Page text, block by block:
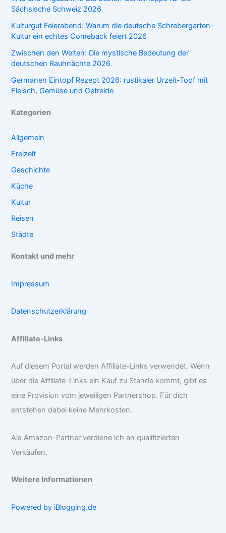
Sächsische Schweiz 2026
Kulturgut Feierabend: Warum die deutsche Schrebergarten-
Kultur ein echtes Comeback feiert 2026
Zwischen den Welten: Die mystische Bedeutung der
deutschen Rauhnächte 2026
Germanen Eintopf Rezept 2026: rustikaler Urzeit-Topf mit
Fleisch, Gemüse und Getreide
Kategorien
Allgemein
Freizeit
Geschichte
Küche
Kultur
Reisen
Städte
Kontakt und mehr
Impressum
Datenschutzerklärung
Affiliate-Links
Auf diesem Portal werden Affiliate-Links verwendet. Wenn
über die Affiliate-Links ein Kauf zu Stande kommt, gibt es
eine Provision vom jeweiligen Partnershop. Für dich
entstehen dabei keine Mehrkosten.
Als Amazon-Partner verdiene ich an qualifizierten
Verkäufen.
Weitere Informationen
Powered by iBlogging.de